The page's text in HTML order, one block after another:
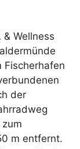
Wellness
Fischerhafen
der
m entfernt.